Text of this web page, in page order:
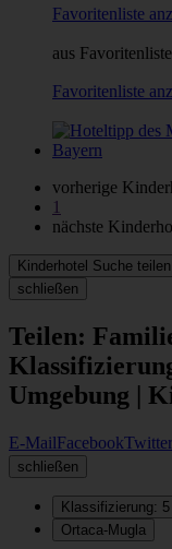
Favoritenliste
aus
Favoritenliste
vorherige
1
nächste
Kinderhotel Suche teilen
schließen
Teilen:
Umgebung |
E-MailFacebookTwitter
schließen
Klassifizierung:
Ortaca-Mugla